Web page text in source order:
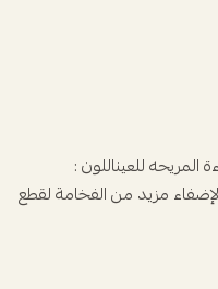
للعيناللون :
مزيد من الفخامة لقطع